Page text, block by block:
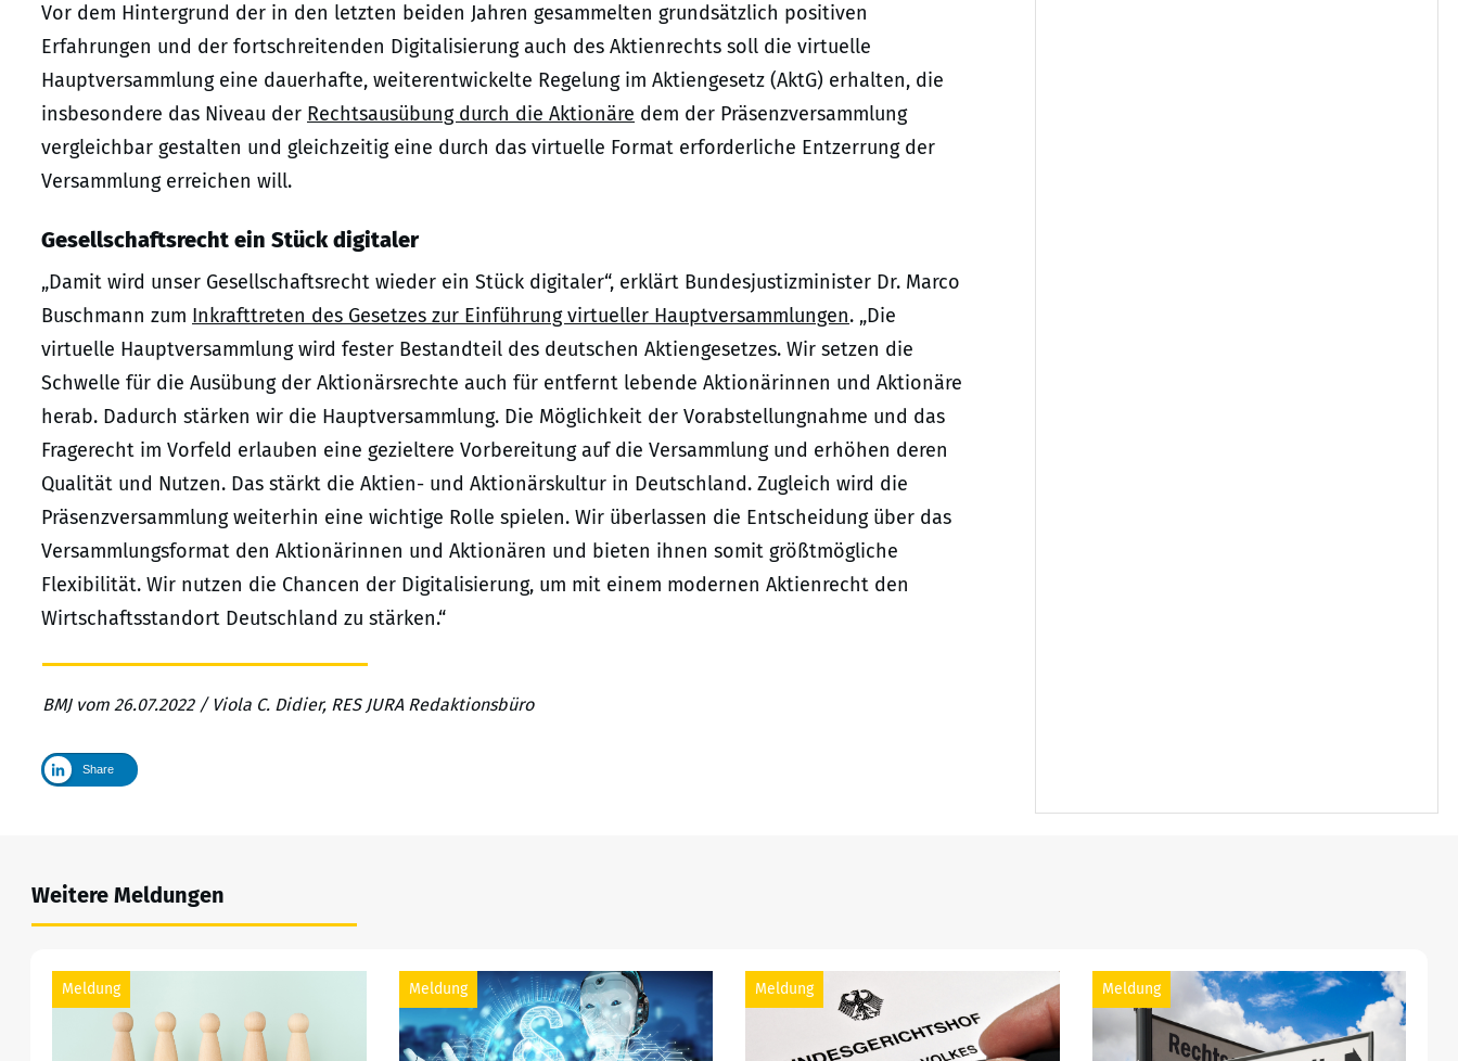
Vor dem Hintergrund der in den letzten beiden Jahren gesammelten grundsätzlich positiven
Erfahrungen und der fortschreitenden Digitalisierung auch des Aktienrechts soll die virtuelle
Hauptversammlung eine dauerhafte, weiterentwickelte Regelung im Aktiengesetz (AktG) erhalten, die
insbesondere das Niveau der Rechtsausübung durch die Aktionäre dem der Präsenzversammlung
vergleichbar gestalten und gleichzeitig eine durch das virtuelle Format erforderliche Entzerrung der
Versammlung erreichen will.
Gesellschaftsrecht ein Stück digitaler
„Damit wird unser Gesellschaftsrecht wieder ein Stück digitaler“, erklärt Bundesjustizminister Dr. Marco
Buschmann zum Inkrafttreten des Gesetzes zur Einführung virtueller Hauptversammlungen. „Die
virtuelle Hauptversammlung wird fester Bestandteil des deutschen Aktiengesetzes. Wir setzen die
Schwelle für die Ausübung der Aktionärsrechte auch für entfernt lebende Aktionärinnen und Aktionäre
herab. Dadurch stärken wir die Hauptversammlung. Die Möglichkeit der Vorabstellungnahme und das
Fragerecht im Vorfeld erlauben eine gezieltere Vorbereitung auf die Versammlung und erhöhen deren
Qualität und Nutzen. Das stärkt die Aktien- und Aktionärskultur in Deutschland. Zugleich wird die
Präsenzversammlung weiterhin eine wichtige Rolle spielen. Wir überlassen die Entscheidung über das
Versammlungsformat den Aktionärinnen und Aktionären und bieten ihnen somit größtmögliche
Flexibilität. Wir nutzen die Chancen der Digitalisierung, um mit einem modernen Aktienrecht den
Wirtschaftsstandort Deutschland zu stärken.“
BMJ vom 26.07.2022 / Viola C. Didier, RES JURA Redaktionsbüro
Share
Weitere Meldungen
Meldung Meldung Meldung Meldung